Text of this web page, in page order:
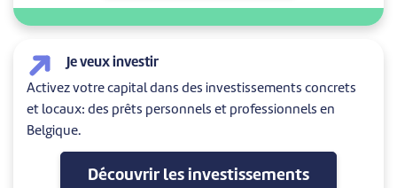
Je veux investir
Activez votre capital dans des investissements concrets
et locaux: des prêts personnels et professionnels en
Belgique.
Découvrir les investissements